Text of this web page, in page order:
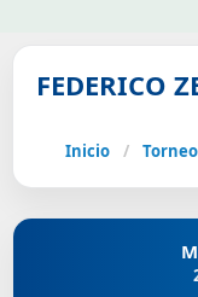
FEDERICO
Inicio /